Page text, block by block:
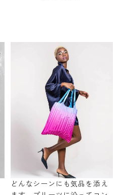
どんなシーンにも気品を添え